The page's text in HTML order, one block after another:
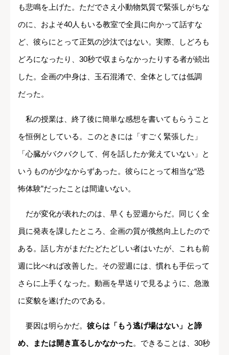
も悲鳴を上げた。ただでさえ小動物気質で緊張しがちな
のに、およそ40人もいる教室で全員に向かって話すな
ど、彼らにとって正気の沙汰ではない。実際、しどろも
どろになったり、30秒で収まらなかったりする者が続出
した。企画の中身は、玉石混淆で、全体としては低調
だった。
私の授業は、終了後に簡単な感想を書いてもらうこと
を恒例としている。このときには「すごく緊張した」
「心臓がバクバクして、何を話したか覚えていない」と
いうものが少なからずあった。彼らにとって相当な“恐
怖体験”だったことは間違いない。
だが変化が表れたのは、早くも翌週からだ。同じく全
員に発表を課したところ、企画の質が俄然向上したので
ある。話し方がまだたどたどしい者はいたが、これも前
週に比べれば改善した。その翌週には、慣れも手伝って
さらに上手くなった。動画を早送りで見るように、急激
に変貌を遂げたのである。
要因は明らかだ。 彼らは「もう逃げ場はない」と諦
め、または開き直るしかなかった。できることは、30秒